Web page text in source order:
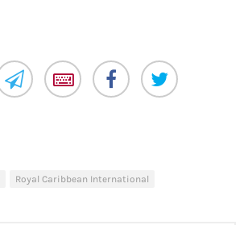
Royal Caribbean International